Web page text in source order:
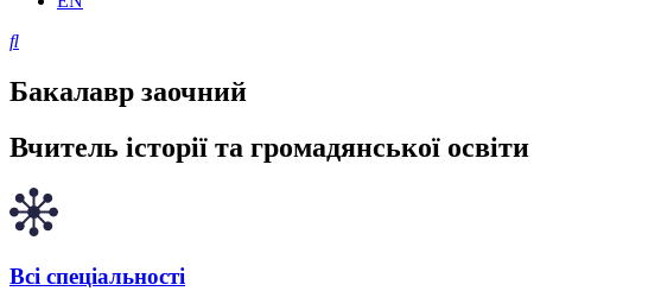
Бакалавр заочний
Вчитель історії та громадянської освіти
Всі спеціальності